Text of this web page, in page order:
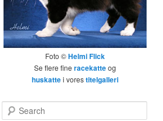
Foto ©Helmi Flick
Se flere fine racekatteog
huskattei vorestitelgalleri
Search